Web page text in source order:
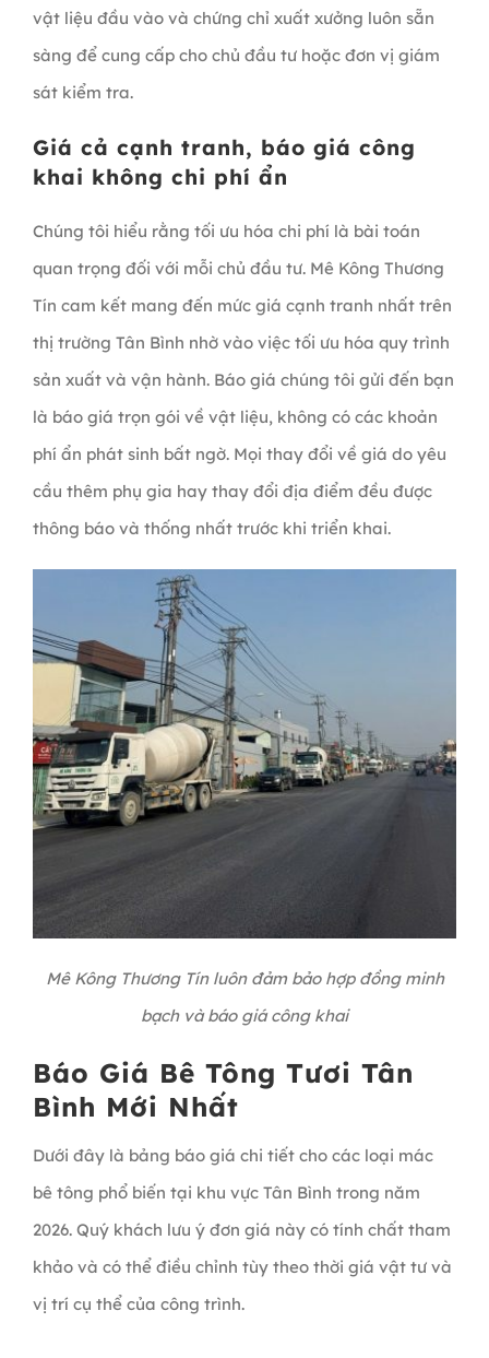
vật liệu đầu vào và chứng chỉ xuất xưởng luôn sẵn
sàng để cung cấp cho chủ đầu tư hoặc đơn vị giám
sát kiểm tra.
Giá cả cạnh tranh, báo giá công
khai không chi phí ẩn
Chúng tôi hiểu rằng tối ưu hóa chi phí là bài toán
quan trọng đối với mỗi chủ đầu tư. Mê Kông Thương
Tín cam kết mang đến mức giá cạnh tranh nhất trên
thị trường Tân Bình nhờ vào việc tối ưu hóa quy trình
sản xuất và vận hành. Báo giá chúng tôi gửi đến bạn
là báo giá trọn gói về vật liệu, không có các khoản
phí ẩn phát sinh bất ngờ. Mọi thay đổi về giá do yêu
cầu thêm phụ gia hay thay đổi địa điểm đều được
thông báo và thống nhất trước khi triển khai.
Mê Kông Thương Tín luôn đảm bảo hợp đồng minh
bạch và báo giá công khai
Báo Giá Bê Tông Tươi Tân
Bình Mới Nhất
Dưới đây là bảng báo giá chi tiết cho các loại mác
bê tông phổ biến tại khu vực Tân Bình trong năm
2026. Quý khách lưu ý đơn giá này có tính chất tham
khảo và có thể điều chỉnh tùy theo thời giá vật tư và
vị trí cụ thể của công trình.